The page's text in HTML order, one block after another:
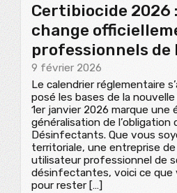
Certibiocide 2026
change
professionnels de
9 février 2026
Le calendrier réglementaire
posé les bases de la
1er janvier 2026 marque une
généralisation de l’obligation
Désinfectants. Que vous
territoriale, une entreprise
utilisateur professionnel de
désinfectantes, voici ce que
pour rester […]